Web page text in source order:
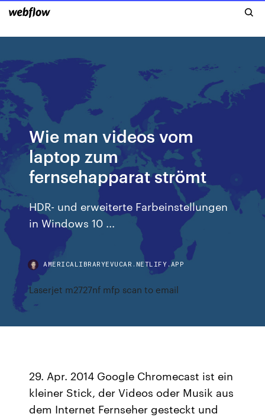
Wie man videos vom
laptop zum
fernsehapparat strömt
HDR- und erweiterte Farbeinstellungen
in Windows 10 ...
AMERICALIBRARYEVUCAR.NETLIFY.APP
Laserjet m2727nf mfp scan to email
29. Apr. 2014 Google Chromecast ist ein
kleiner Stick, der Videos oder Musik aus
dem Internet Fernseher gesteckt und